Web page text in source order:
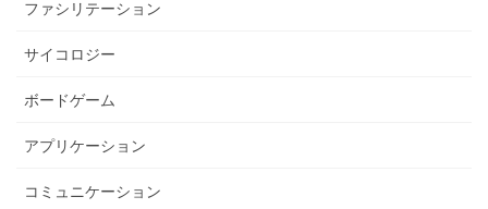
ファシリテーション
サイコロジー
ボードゲーム
アプリケーション
コミュニケーション